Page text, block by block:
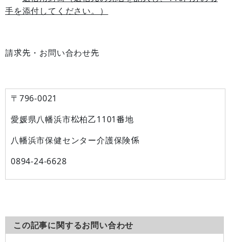
手を添付してください。）
請求先・お問い合わせ先
〒796-0021
愛媛県八幡浜市松柏乙1101番地
八幡浜市保健センター介護保険係
0894-24-6628
この記事に関するお問い合わせ